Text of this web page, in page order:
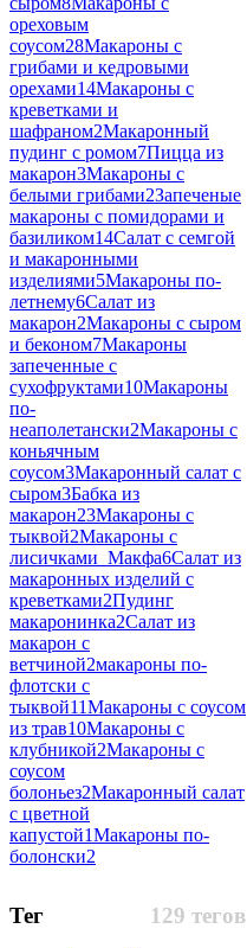
ореховым
соусом28Макароны с
грибами и кедровыми
орехами14Макароны с
креветками и
шафраном2Макаронный
пудинг с ромом7Пицца из
макарон3Макароны с
белыми грибами2Запеченые
макароны с помидорами и
базиликом14Салат с семгой
и макаронными
изделиями5Макароны по-
летнему6Салат из
макарон2Макароны с сыром
и беконом7Макароны
запеченные с
сухофруктами10Макароны
по-
неаполетански2Макароны с
коньячным
соусом3Макаронный салат с
сыром3Бабка из
макарон23Макароны с
тыквой2Макароны с
лисичками_Макфа6Салат из
макаронных изделий с
креветками2Пудинг
макаронинка2Салат из
макарон с
ветчиной2макароны по-
флотски с
тыквой11Макароны с соусом
из трав10Макароны с
клубникой2Макароны с
соусом
болоньез2Макаронный салат
с цветной
капустой1Макароны по-
болонски2
129 тегов
Тег